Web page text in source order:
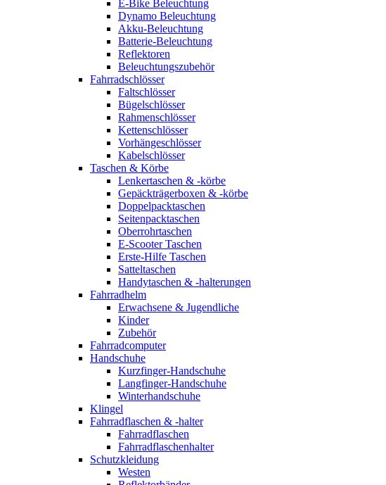
E-Bike Beleuchtung
Dynamo Beleuchtung
Akku-Beleuchtung
Batterie-Beleuchtung
Reflektoren
Beleuchtungszubehör
Fahrradschlösser
Faltschlösser
Bügelschlösser
Rahmenschlösser
Kettenschlösser
Vorhängeschlösser
Kabelschlösser
Taschen & Körbe
Lenkertaschen & -körbe
Gepäckträgerboxen & -körbe
Doppelpacktaschen
Seitenpacktaschen
Oberrohrtaschen
E-Scooter Taschen
Erste-Hilfe Taschen
Satteltaschen
Handytaschen & -halterungen
Fahrradhelm
Erwachsene & Jugendliche
Kinder
Zubehör
Fahrradcomputer
Handschuhe
Kurzfinger-Handschuhe
Langfinger-Handschuhe
Winterhandschuhe
Klingel
Fahrradflaschen & -halter
Fahrradflaschen
Fahrradflaschenhalter
Schutzkleidung
Westen